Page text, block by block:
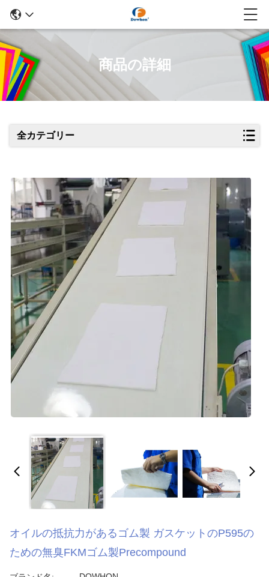
商品の詳細
全カテゴリー
オイルの抵抗力があるゴム製 ガスケットのP595の
ための無臭FKMゴム製Precompound